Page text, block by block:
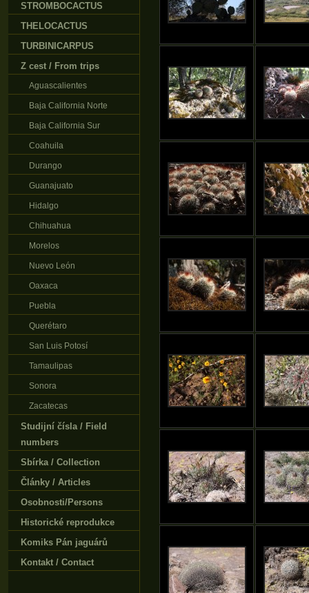
STROMBOCACTUS
THELOCACTUS
TURBINICARPUS
Z cest / From trips
Aguascalientes
Baja California Norte
Baja California Sur
Coahuila
Durango
Guanajuato
Hidalgo
Chihuahua
Morelos
Nuevo León
Oaxaca
Puebla
Querétaro
San Luis Potosí
Tamaulipas
Sonora
Zacatecas
Studijní čísla / Field
numbers
Sbírka / Collection
Články / Articles
Osobnosti/Persons
Historické reprodukce
Komiks Pán jaguárů
Kontakt / Contact